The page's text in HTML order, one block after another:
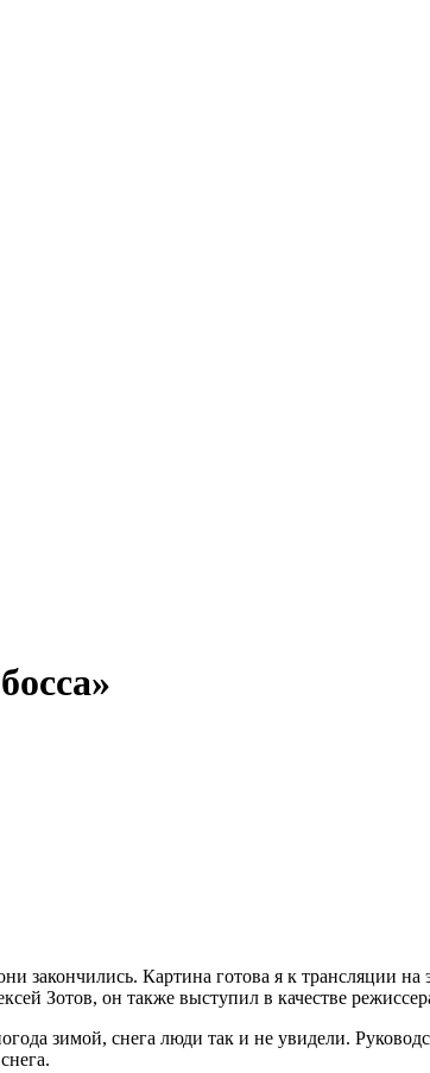
Картина готова я к трансляции
Зотов, он также выступил в качестве
зимой, снега люди так и не увидели.